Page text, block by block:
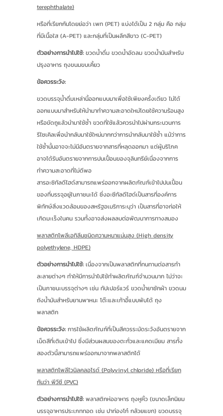
terephthalate)
หรือที่เรียกกันโดยย่อว่า เพท (PET) แบ่งได้เป็น 2 กลุ่ม คือ กลุ่ม
ที่มีเนื้อใส (A-PET) และกลุ่มที่เป็นผลึกสีขาว (C-PET)
ตัวอย่างการนำไปใช้: ขวดน้ำดื่ม ขวดน้ำอัดลม ขวดน้ำมันสำหรับ
ปรุงอาหาร ถุงขนมขบเคี้ยว
ข้อควรระวัง:
ขวดบรรจุน้ำดื่มเหล่านี้ออกแบบมาเพื่อใช้เพียงครั้งเดียว ไม่ได้
ออกแบบมาสำหรับให้นำมาทำความสะอาดใหม่โดยใช้ความร้อนสูง
หรือขัดถูแล้วนำมาใช้ซ้ำ ขวดที่ใช้แล้วควรนำไปผ่านกระบวนการ
รีไซเคิลเพื่อนำกลับมาใช้ใหม่มากกว่าการนำกลับมาใช้ซ้ำ แม้ว่าการ
ใช้ซ้ำนั้นอาจจะไม่มีอันตรายจากสารที่หลุดออกมา แต่ผู้บริโภค
อาจได้รับอันตรายจากการปนเปื้อนของจุลินทรีย์เนื่องจากการ
ทำความสะอาดที่ไม่ดีพอ
สารอะซิทัลดีไฮด์สามารถแพร่ออกจากผลิตภัณฑ์เข้าไปปนเปื้อน
ของที่บรรจุอยู่ในภาชนะได้ ซึ่งอะซีทัลดีไฮด์เป็นสารที่องค์การ
พิทักษ์สิ่งแวดล้อมของสหรัฐอเมริการะบุว่า เป็นสารที่อาจก่อให้
เกิดมะเร็งในคน รวมทั้งอาจส่งผลลบต่อพัฒนาการทางสมอง
พลาสติกโพลีเอทิลีนชนิดความหนาแน่นสูง (High density
polyethylene, HDPE)
ตัวอย่างการนำไปใช้: เนื่องจากเป็นพลาสติกที่ทนทานต่อสารทำ
ละลายต่างๆ ทำให้มีการนำไปใช้ทำผลิตภัณฑ์จำนวนมาก ไม่ว่าจะ
เป็นภาชนะบรรจุต่างๆ เช่น ทัปเปอร์แวร์ ขวดน้ำยาซักผ้า ขวดนม
ถังน้ำมันสำหรับยานพาหนะ โต๊ะและเก้าอี้แบบพับได้ ถุง
พลาสติก
ข้อควรระวัง: การใช้ผลิตภัณฑ์ที่เป็นสีควรระมัดระวังอันตรายจาก
เม็ดสีที่เติมเข้าไป ซึ่งมีส่วนผสมของตะกั่วและแคดเมียม สารทั้ง
สองตัวนี้สามารถแพร่ออกมาจากพลาสติกได้
พลาสติกโพลีไวนิลคลอไรด์ (Polyvinyl chloride) หรือที่เรียก
กันว่า พีวีซี (PVC)
ตัวอย่างการนำไปใช้: พลาสติกห่ออาหาร ถุงหูหิ้ว (ขนาดเล็กนิยม
บรรจุอาหารประเภททอด เช่น ปาท่องโก๋ กล้วยแขก) ขวดบรรจุ